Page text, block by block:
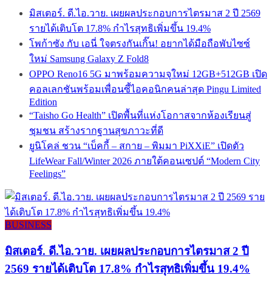
มิสเตอร์. ดี.ไอ.วาย. เผยผลประกอบการไตรมาส 2 ปี 2569
รายได้เติบโต 17.8% กำไรสุทธิเพิ่มขึ้น 19.4%
โพก้าซัง กับ เอนี่ ใจตรงกันเกิ๊น! อยากได้มือถือพับไซซ์
ใหม่ Samsung Galaxy Z Fold8
OPPO Reno16 5G มาพร้อมความจุใหม่ 12GB+512GB เปิด
คอลเลกชันพร้อมเพื่อนซี้ไอคอนิกคนล่าสุด Pingu Limited
Edition
“Taisho Go Health” เปิดพื้นที่แห่งโอกาสจากห้องเรียนสู่
ชุมชน สร้างรากฐานสุขภาวะที่ดี
ยูนิโคล่ ชวน “เบ็คกี้ – สกาย – พิมมา PiXXiE” เปิดตัว
LifeWear Fall/Winter 2026 ภายใต้คอนเซปต์ “Modern City
Feelings”
BUSINESS
มิสเตอร์. ดี.ไอ.วาย. เผยผลประกอบการไตรมาส 2 ปี
2569 รายได้เติบโต 17.8% กำไรสุทธิเพิ่มขึ้น 19.4%